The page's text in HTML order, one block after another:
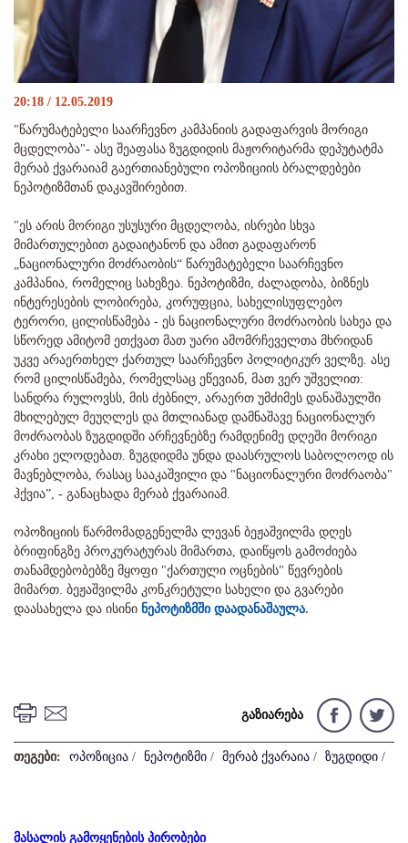
20:18 / 12.05.2019
"წარუმატებელი საარჩევნო კამპანიის გადაფარვის მორიგი
მცდელობა"- ასე შეაფასა ზუგდიდის მაჟორიტარმა დეპუტატმა
მერაბ ქვარაიამ გაერთიანებული ოპოზიციის ბრალდებები
ნეპოტიზმთან დაკავშირებით.
"ეს არის მორიგი უსუსური მცდელობა, ისრები სხვა
მიმართულებით გადაიტანონ და ამით გადაფარონ
„ნაციონალური მოძრაობის“ წარუმატებელი საარჩევნო
კამპანია, რომელიც სახეზეა. ნეპოტიზმი, ძალადობა, ბიზნეს
ინტერესების ლობირება, კორუფცია, სახელისუფლებო
ტერორი, ცილისწამება - ეს ნაციონალური მოძრაობის სახეა და
სწორედ ამიტომ ეთქვათ მათ უარი ამომრჩეველთა მხრიდან
უკვე არაერთხელ ქართულ საარჩევნო პოლიტიკურ ველზე. ასე
რომ ცილისწამება, რომელსაც ეწევიან, მათ ვერ უშველით:
სანდრა რულოვსს, მის ძებნილ, არაერთ უმძიმეს დანაშაულში
მხილებულ მეუღლეს და მთლიანად დამნაშავე ნაციონალურ
მოძრაობას ზუგდიდში არჩევნებზე რამდენიმე დღეში მორიგი
კრახი ელოდებათ. ზუგდიდმა უნდა დაასრულოს საბოლოოდ ის
მავნებლობა, რასაც სააკაშვილი და "ნაციონალური მოძრაობა"
ჰქვია”, - განაცხადა მერაბ ქვარაიამ.
ოპოზიციის წარმომადგენელმა ლევან ბეჟაშვილმა დღეს
ბრიფინგზე პროკურატურას მიმართა, დაიწყოს გამოძიება
თანამდებობებზე მყოფი "ქართული ოცნების" წევრების
მიმართ. ბეჟაშვილმა კონკრეტული სახელი და გვარები
დაასახელა და ისინი ნეპოტიზმში დაადანაშაულა.
გაზიარება
თეგები: ოპოზიცია / ნეპოტიზმი / მერაბ ქვარაია / ზუგდიდი /
მასალის გამოყენების პირობები